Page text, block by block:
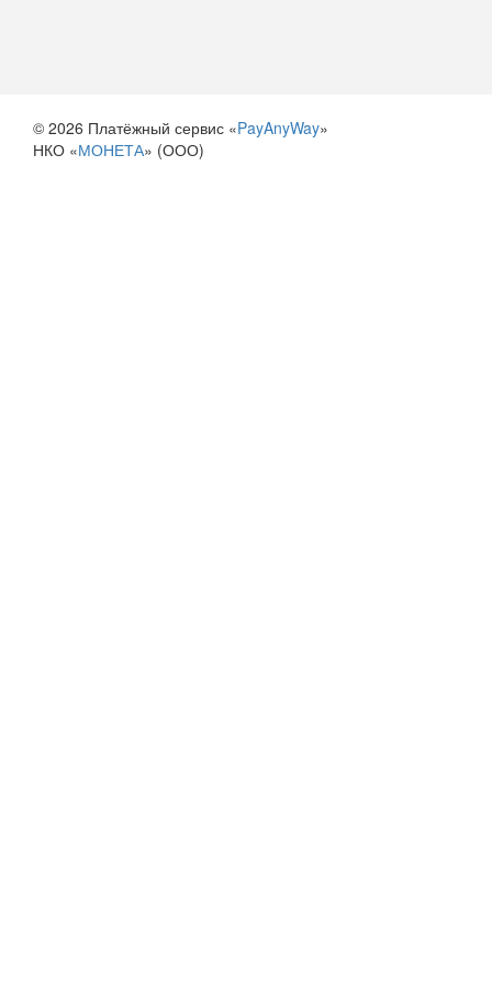
© 2026 Платёжный сервис «PayAnyWay»
НКО «МОНЕТА» (ООО)